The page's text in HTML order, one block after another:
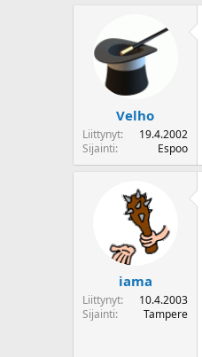
Velho
Liittynyt
19.4.2002
Sijainti
Espoo
iama
Liittynyt
10.4.2003
Sijainti
Tampere